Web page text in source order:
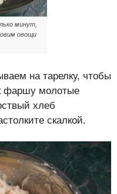
минут,
овощи
на тарелку, чтобы
фаршу молотые
хлеб
скалкой.